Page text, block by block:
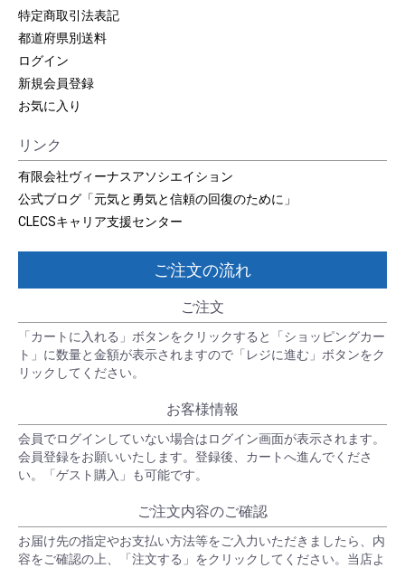
特定商取引法表記
都道府県別送料
ログイン
新規会員登録
お気に入り
リンク
有限会社ヴィーナスアソシエイション
公式ブログ「元気と勇気と信頼の回復のために」
CLECSキャリア支援センター
ご注文の流れ
ご注文
「カートに入れる」ボタンをクリックすると「ショッピングカー
ト」に数量と金額が表示されますので「レジに進む」ボタンをク
リックしてください。
お客様情報
会員でログインしていない場合はログイン画面が表示されます。
会員登録をお願いいたします。登録後、カートへ進んでくださ
い。「ゲスト購入」も可能です。
ご注文内容のご確認
お届け先の指定やお支払い方法等をご入力いただきましたら、内
容をご確認の上、「注文する」をクリックしてください。当店よ